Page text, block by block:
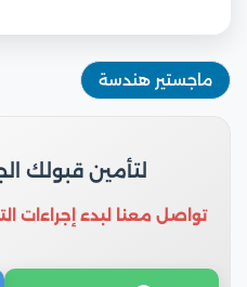
ماجستير هندسة
لتأمين قبولك
تواصل معنا لبدء إجراءات